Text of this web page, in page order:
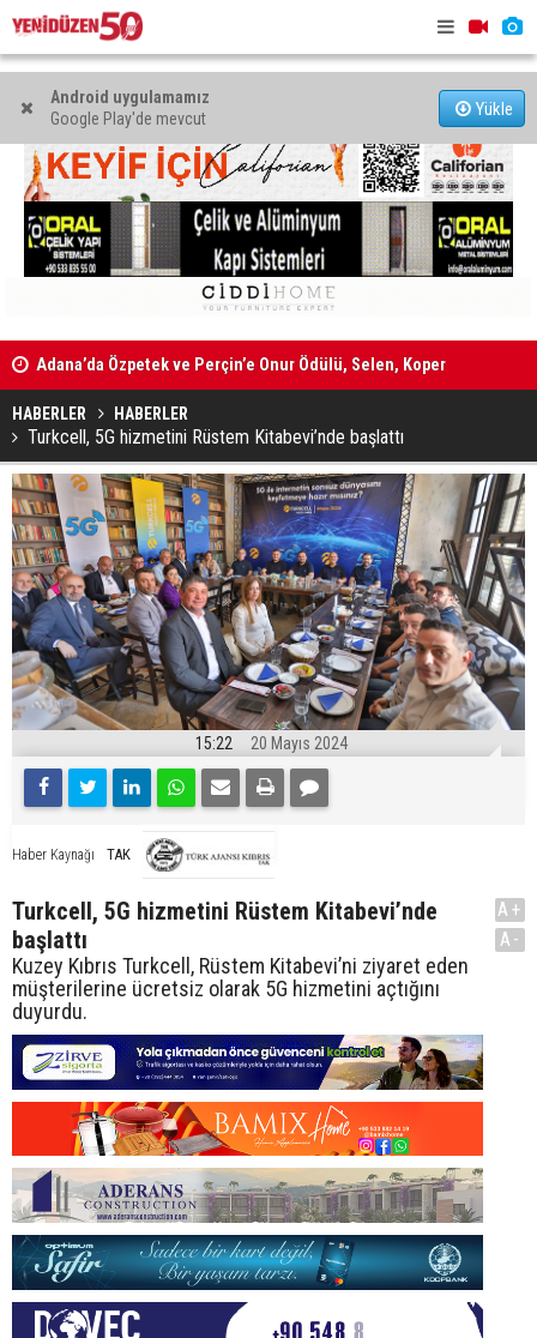
Android uygulamamız
Google Play'de mevcut
Yükle
Adana’da Özpetek ve Perçin’e Onur Ödülü, Selen, Koper
ve Sayman’a ise Emek Ödülü
44 araç trafikten men edildi
HABERLER HABERLER
Turkcell, 5G hizmetini Rüstem Kitabevi’nde başlattı
15:22 20 Mayıs 2024
Haber Kaynağı TAK
Turkcell, 5G hizmetini Rüstem Kitabevi’nde
başlattı
Kuzey Kıbrıs Turkcell, Rüstem Kitabevi’ni ziyaret eden
müşterilerine ücretsiz olarak 5G hizmetini açtığını
duyurdu.
A+
A-